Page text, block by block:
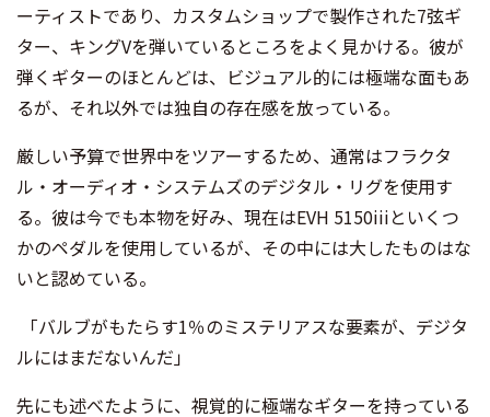
ーティストであり、カスタムショップで製作された7弦ギ
ター、キングVを弾いているところをよく見かける。彼が
弾くギターのほとんどは、ビジュアル的には極端な面もあ
るが、それ以外では独自の存在感を放っている。
厳しい予算で世界中をツアーするため、通常はフラクタ
ル・オーディオ・システムズのデジタル・リグを使用す
る。彼は今でも本物を好み、現在はEVH 5150iiiといくつ
かのペダルを使用しているが、その中には大したものはな
いと認めている。
「バルブがもたらす1％のミステリアスな要素が、デジタ
ルにはまだないんだ」
先にも述べたように、視覚的に極端なギターを持っている